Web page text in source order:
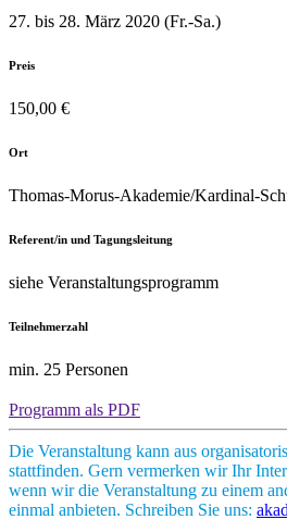
27. bis 28. März 2020 (Fr.-Sa.)
Preis
150,00 €
Ort
Thomas-Morus-Akademie/Kardinal-
Referent/in und Tagungsleitung
siehe Veranstaltungsprogramm
Teilnehmerzahl
min. 25 Personen
Programm als PDF
Die Veranstaltung kann aus
stattfinden. Gern vermerken wir Ihr
wenn wir die Veranstaltung zu einem
einmal anbieten. Schreiben Sie uns: